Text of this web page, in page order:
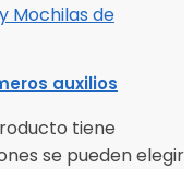
Mochilas de
auxilios
tiene
se pueden elegir